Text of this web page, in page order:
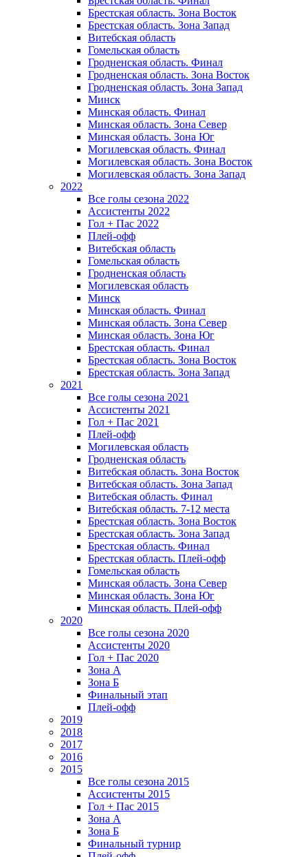
Брестская область. Зона Восток
Брестская область. Зона Запад
Витебская область
Гомельская область
Гродненская область. Финал
Гродненская область. Зона Восток
Гродненская область. Зона Запад
Минск
Минская область. Финал
Минская область. Зона Север
Минская область. Зона Юг
Могилевская область. Финал
Могилевская область. Зона Восток
Могилевская область. Зона Запад
2022
Все голы сезона 2022
Ассистенты 2022
Гол + Пас 2022
Плей-офф
Витебская область
Гомельская область
Гродненская область
Могилевская область
Минск
Mинская область. Финал
Минская область. Зона Север
Минская область. Зона Юг
Брестская область. Финал
Брестская область. Зона Восток
Брестская область. Зона Запад
2021
Все голы сезона 2021
Ассистенты 2021
Гол + Пас 2021
Плей-офф
Могилевская область
Гродненская область
Витебская область. Зона Восток
Витебская область. Зона Запад
Витебская область. Финал
Витебская область. 7-12 места
Брестская область. Зона Восток
Брестская область. Зона Запад
Брестская область. Финал
Брестская область. Плей-офф
Гомельская область
Минская область. Зона Север
Минская область. Зона Юг
Минская область. Плей-офф
2020
Все голы сезона 2020
Ассистенты 2020
Гол + Пас 2020
Зона А
Зона Б
Финальный этап
Плей-офф
2019
2018
2017
2016
2015
Все голы сезона 2015
Ассистенты 2015
Гол + Пас 2015
Зона А
Зона Б
Финальный турнир